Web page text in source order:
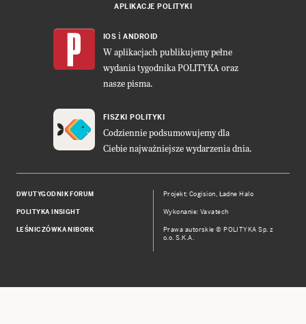
APLIKACJE POLITYKI
IOS i ANDROID
W aplikacjach publikujemy pełne
wydania tygodnika POLITYKA oraz
nasze pisma.
FISZKI POLITYKI
Codziennie podsumowujemy dla
Ciebie najważniejsze wydarzenia dnia.
DWUTYGODNIK FORUM
POLITYKA INSIGHT
LEŚNICZÓWKA NIBORK
Projekt:Cogision, Ładne Halo
Wykonanie: Vavatech
Prawa autorskie © POLITYKA Sp. z
o.o. S.K.A.